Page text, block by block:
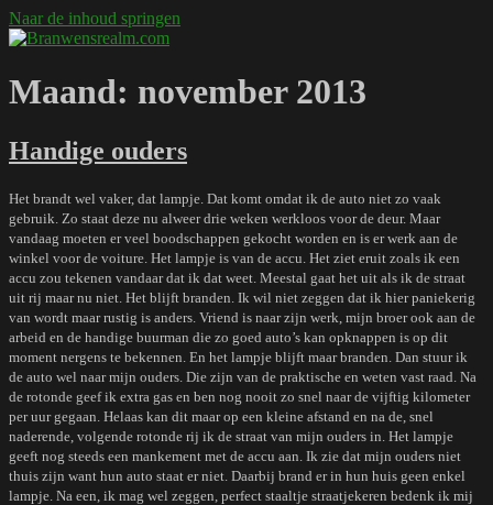
Naar de inhoud springen
Maand: november 2013
Handige ouders
Het brandt wel vaker, dat lampje. Dat komt omdat ik de auto niet zo vaak
gebruik. Zo staat deze nu alweer drie weken werkloos voor de deur. Maar
vandaag moeten er veel boodschappen gekocht worden en is er werk aan de
winkel voor de voiture . Het lampje is van de accu. Het ziet eruit zoals ik een
accu zou tekenen vandaar dat ik dat weet. Meestal gaat het uit als ik de straat
uit rij maar nu niet. Het blijft branden. Ik wil niet zeggen dat ik hier paniekerig
van wordt maar rustig is anders. Vriend is naar zijn werk, mijn broer ook aan de
arbeid en de handige buurman die zo goed auto’s kan opknappen is op dit
moment nergens te bekennen. En het lampje blijft maar branden. Dan stuur ik
de auto wel naar mijn ouders. Die zijn van de praktische en weten vast raad. Na
de rotonde geef ik extra gas en ben nog nooit zo snel naar de vijftig kilometer
per uur gegaan. Helaas kan dit maar op een kleine afstand en na de, snel
naderende, volgende rotonde rij ik de straat van mijn ouders in. Het lampje
geeft nog steeds een mankement met de accu aan. Ik zie dat mijn ouders niet
thuis zijn want hun auto staat er niet. Daarbij brand er in hun huis geen enkel
lampje. Na een, ik mag wel zeggen, perfect staaltje straatjekeren bedenk ik mij